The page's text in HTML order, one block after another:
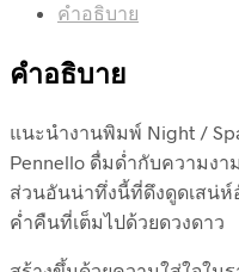
คำอธิบาย
คำอธิบาย
แนะนำงานพิมพ์ Night /
Pennello ดื่มด่ำกับความง
ส่วนอันน่าทึ่งนี้ที่ดึงดูดเสน่
ค่ำคืนที่เต็มไปด้วยดวงดาว